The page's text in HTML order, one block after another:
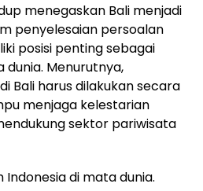
menegaskan Bali menjadi
penyelesaian persoalan
posisi penting sebagai
dunia. Menurutnya,
Bali harus dilakukan secara
menjaga kelestarian
sektor pariwisata
Indonesia di mata dunia.